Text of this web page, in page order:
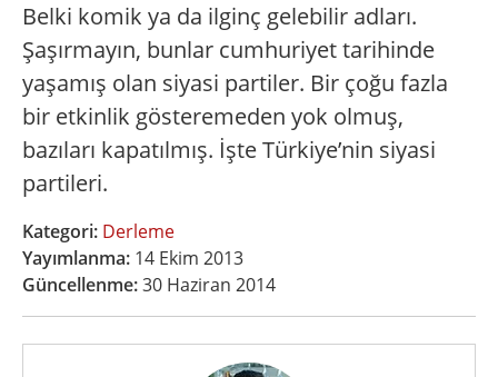
Belki komik ya da ilginç gelebilir adları.
Şaşırmayın, bunlar cumhuriyet tarihinde
yaşamış olan siyasi partiler. Bir çoğu fazla
bir etkinlik gösteremeden yok olmuş,
bazıları kapatılmış. İşte Türkiye’nin siyasi
partileri.
Kategori: Derleme
Yayımlanma: 14 Ekim 2013
Güncellenme:30 Haziran 2014